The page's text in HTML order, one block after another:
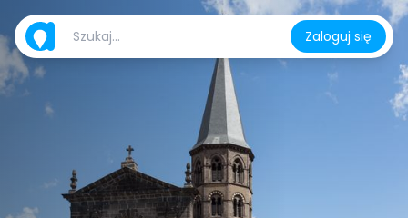
Zaloguj się